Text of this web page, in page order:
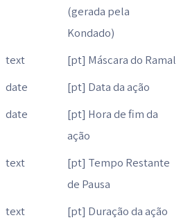
(gerada pela
Kondado)
text
[pt] Máscara do Ramal
date
[pt] Data da ação
date
[pt] Hora de fim da
ação
text
[pt] Tempo Restante
de Pausa
text
[pt] Duração da ação